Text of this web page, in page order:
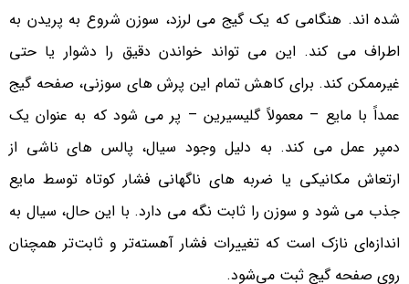
شده اند. هنگامی که یک گیج می لرزد، سوزن شروع به پریدن به
اطراف می کند. این می تواند خواندن دقیق را دشوار یا حتی
غیرممکن کند. برای کاهش تمام این پرش های سوزنی، صفحه گیج
عمداً با مایع – معمولاً گلیسیرین – پر می شود که به عنوان یک
دمپر عمل می کند. به دلیل وجود سیال، پالس های ناشی از
ارتعاش مکانیکی یا ضربه های ناگهانی فشار کوتاه توسط مایع
جذب می شود و سوزن را ثابت نگه می دارد. با این حال، سیال به
اندازه‌ای نازک است که تغییرات فشار آهسته‌تر و ثابت‌تر همچنان
روی صفحه گیج ثبت می‌شود.